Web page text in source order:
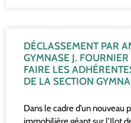
DÉCLASSEMENT PAR
GYMNASE J.
FAIRE LES
DE LA SECTION
Dans le cadre d’un